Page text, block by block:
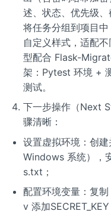
述、状态、优先级
将任务分组到项目
自定义样式，适配
型配合 Flask-
架：Pytest 环境 +
测试。
下一步操作（Next
骤清晰：
设置虚拟环境：创
Windows 系统），
s.txt；
配置环境变量：复
v 添加